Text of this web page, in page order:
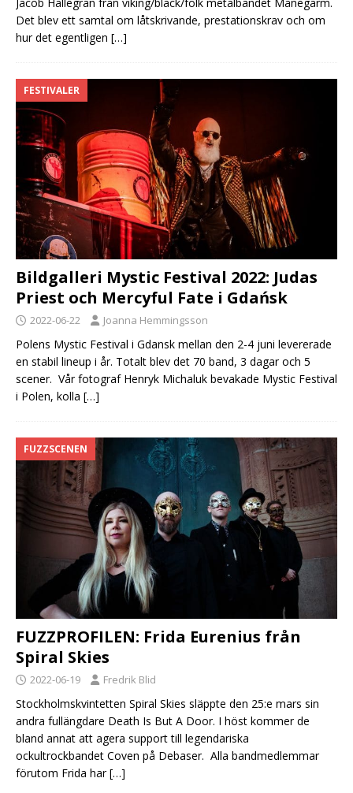
Det blev ett samtal om låtskrivande, prestationskrav och om
hur det egentligen […]
FESTIVALER
Bildgalleri Mystic Festival 2022: Judas
Priest och Mercyful Fate i Gdańsk
2022-06-22 Joanna Hemmingsson
Polens Mystic Festival i Gdansk mellan den 2-4 juni levererade
en stabil lineup i år. Totalt blev det 70 band, 3 dagar och 5
scener. Vår fotograf Henryk Michaluk bevakade Mystic Festival
i Polen, kolla […]
FUZZSCENEN
FUZZPROFILEN: Frida Eurenius från
Spiral Skies
2022-06-19 Fredrik Blid
Stockholmskvintetten Spiral Skies släppte den 25:e mars sin
andra fullängdare Death Is But A Door. I höst kommer de
bland annat att agera support till legendariska
ockultrockbandet Coven på Debaser. Alla bandmedlemmar
förutom Frida har[…]